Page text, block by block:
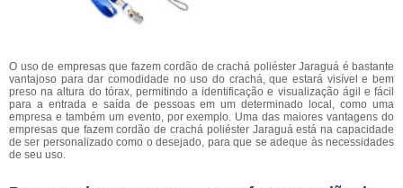
O uso de empresas que fazem cordão de crachá poliéster Jaraguá é bastante
vantajoso para dar comodidade no uso do crachá, que estará visível e bem
preso na altura do tórax, permitindo a identificação e visualização ágil e fácil
para a entrada e saída de pessoas em um determinado local, como uma
empresa e também um evento, por exemplo. Uma das maiores vantagens do
empresas que fazem cordão de crachá poliéster Jaraguá está na capacidade
de ser personalizado como o desejado, para que se adeque às necessidades
de seu uso.